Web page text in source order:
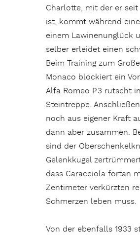
Charlotte, mit der er seit
ist, kommt während
einem Lawinenunglück
selber erleidet einen
Beim Training zum
Monaco blockiert ein
Alfa Romeo P 3 rutscht
Steintreppe.
noch aus eigener Kraft
dann aber zusammen.
sind der
Gelenkkugel
dass Caracciola fortan
Zentimeter verkürzten
Schmerzen leben muss.
Von der ebenfalls 1933